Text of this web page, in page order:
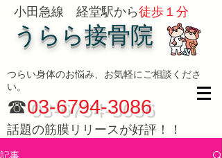
小田急線 経堂駅から徒歩１分
うらら接骨院
つらい身体のお悩み、お気軽にご相談くださ
い。
☎03-6794-3086
話題の筋膜リリースが好評！！
記事